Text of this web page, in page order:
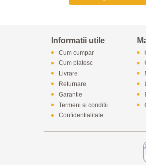
Informatii utile
Cum cumpar
Cum platesc
Livrare
Returnare
Garantie
Termeni si conditii
Confidentialitate